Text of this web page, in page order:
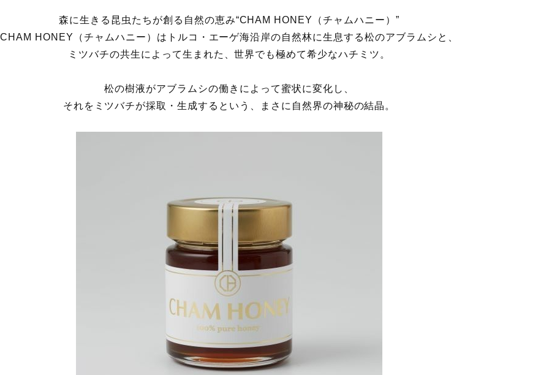
森に生きる昆虫たちが創る自然の恵み“CHAM HONEY（チャムハニー）”
CHAM HONEY（チャムハニー）はトルコ・エーゲ海沿岸の自然林に生息する松のアブラムシと、
ミツバチの共生によって生まれた、世界でも極めて希少なハチミツ。
松の樹液がアブラムシの働きによって蜜状に変化し、
それをミツバチが採取・生成するという、まさに自然界の神秘の結晶。